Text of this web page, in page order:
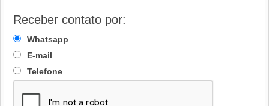
Receber contato por:
Whatsapp
E-mail
Telefone